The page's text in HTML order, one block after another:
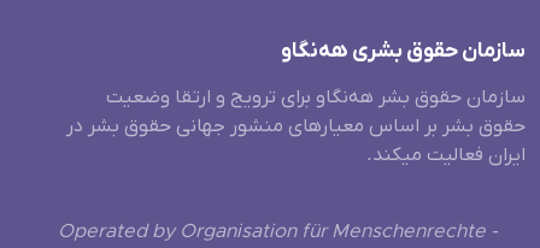
سازمان حقوق بشری هەنگاو
سازمان حقوق بشر هه‌نگاو برای ترویج و ارتقا وضعیت
حقوق بشر بر اساس معیارهای منشور جهانی حقوق بشر در
ایران فعالیت میکند.
Operated by Organisation für Menschenrechte -